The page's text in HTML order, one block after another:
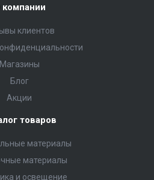
компании
клиентов
Магазины
Блог
Акции
товаров
материалы
материалы
и освещение